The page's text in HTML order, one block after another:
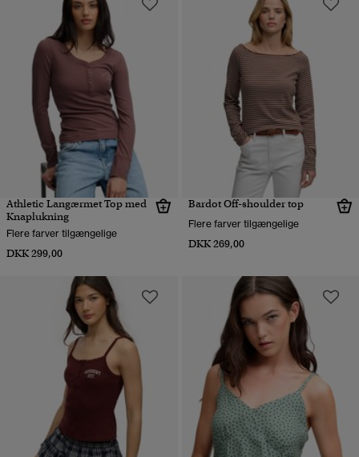
Athletic Langærmet Top med
Knaplukning
Flere farver tilgængelige
DKK 299,00
Bardot Off-shoulder top
Flere farver tilgængelige
DKK 269,00